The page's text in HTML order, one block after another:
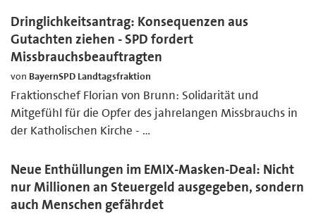
Dringlichkeitsantrag: Konsequenzen aus
Gutachten ziehen - SPD fordert
Missbrauchsbeauftragten
von BayernSPD Landtagsfraktion
Fraktionschef Florian von Brunn: Solidarität und
Mitgefühl für die Opfer des jahrelangen Missbrauchs in
der Katholischen Kirche - …
Neue Enthüllungen im EMIX-Masken-Deal: Nicht
nur Millionen an Steuergeld ausgegeben, sondern
auch Menschen gefährdet